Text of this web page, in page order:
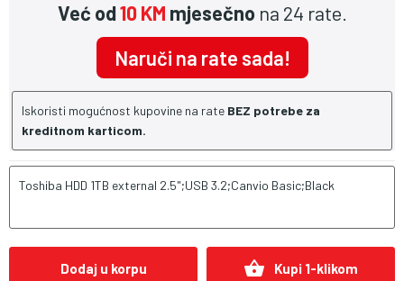
Već od10 KM mjesečno na 24 rate.
Naruči na rate sada!
Iskoristi mogućnost kupovine na rate BEZ potrebe za
kreditnom karticom.
Toshiba HDD 1TB external 2.5";USB 3.2;Canvio Basic;Black
Dodaj u korpu shopping_basket Kupi 1-klikom